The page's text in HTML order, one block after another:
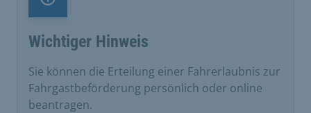
Information
Wichtiger Hinweis
Sie können die Erteilung einer Fahrerlaubnis zur
Fahrgastbeförderung persönlich oder online
beantragen.